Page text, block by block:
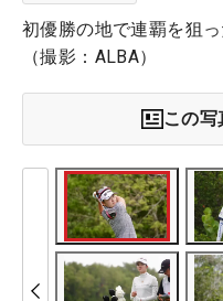
初優勝の地で連覇を狙
（撮影：ALBA）
この